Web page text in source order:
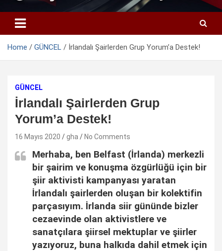
Home GÜNCEL İrlandalı Şairlerden Grup Yorum’a Destek!
GÜNCEL
İrlandalı Şairlerden Grup
Yorum’a Destek!
16 Mayıs 2020 gha No Comments
Merhaba, ben Belfast (İrlanda) merkezli
bir şairim ve konuşma özgürlüğü için bir
şiir aktivisti kampanyası yaratan
İrlandalı şairlerden oluşan bir kolektifin
parçasıyım. İrlanda siir gününde bizler
cezaevinde olan aktivistlere ve
sanatçılara şiirsel mektuplar ve şiirler
yazıyoruz, buna halkıda dahil etmek için